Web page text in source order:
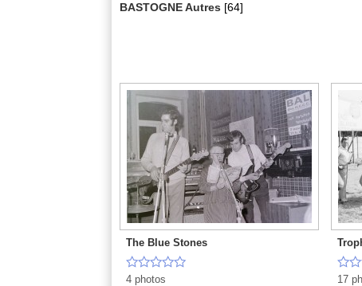
BASTOGNE Autres [64]
The Blue Stones

4 photos

17